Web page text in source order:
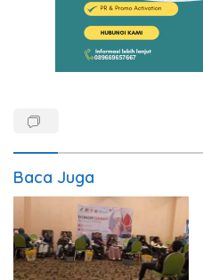
Baca Juga